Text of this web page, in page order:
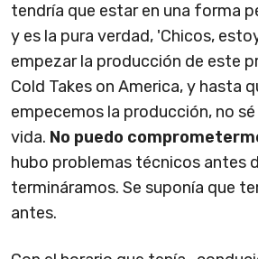
tendría que estar en una forma
y es la pura verdad, 'Chicos,
empezar la producción de este
Cold Takes on America, y hasta
empecemos la producción, no
vida. No puedo
hubo problemas técnicos antes
termináramos. Se suponía que
antes.